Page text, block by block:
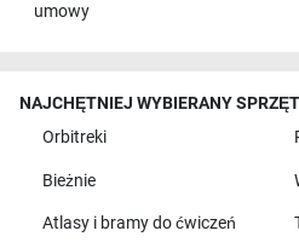
umowy
NAJCHĘTNIEJ WYBIERANY
Orbitreki
Bieżnie
Atlasy i bramy do ćwiczeń